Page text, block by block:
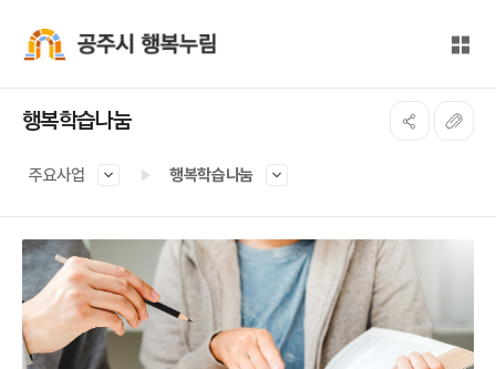
전체
행복학습나눔
주요사업 행복학습나눔